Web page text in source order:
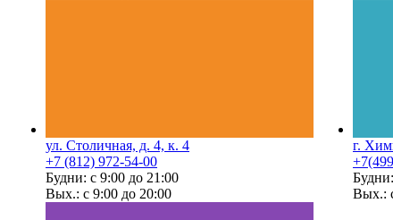
ул. Столичная, д. 4, к. 4
+7 (812) 972-54-00
Будни: с 9:00 до 21:00
Вых.: с 9:00 до 20:00
г.
Вых.: